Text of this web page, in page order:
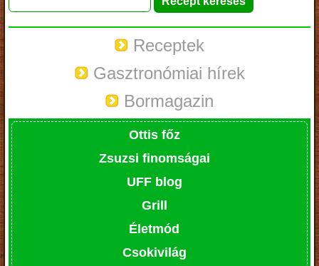
Receptek
Gasztronómiai hírek
Bormagazin
Ottis főz
Zsuzsi finomságai
UFF blog
Grill
Életmód
Csokivilág